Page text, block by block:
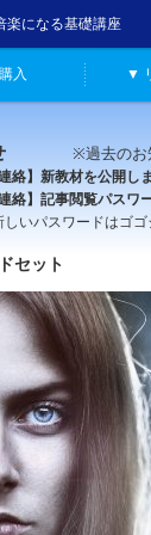
楽になる基礎講座
購入 ▼
※過去のお知
絡】新教材を公開し
絡】記事閲覧パスワ
ワードはゴゴジャ
セット